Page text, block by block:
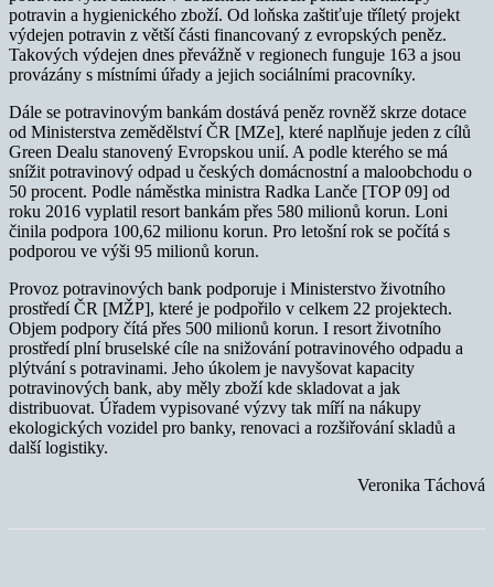
potravin a hygienického zboží. Od loňska zaštiťuje tříletý projekt
výdejen potravin z větší části financovaný z evropských peněz.
Takových výdejen dnes převážně v regionech funguje 163 a jsou
provázány s místními úřady a jejich sociálními pracovníky.
Dále se potravinovým bankám dostává peněz rovněž skrze dotace
od Ministerstva zemědělství ČR [MZe], které naplňuje jeden z cílů
Green Dealu stanovený Evropskou unií. A podle kterého se má
snížit potravinový odpad u českých domácnostní a maloobchodu o
50 procent. Podle náměstka ministra Radka Lanče [TOP 09] od
roku 2016 vyplatil resort bankám přes 580 milionů korun. Loni
činila podpora 100,62 milionu korun. Pro letošní rok se počítá s
podporou ve výši 95 milionů korun.
Provoz potravinových bank podporuje i Ministerstvo životního
prostředí ČR [MŽP], které je podpořilo v celkem 22 projektech.
Objem podpory čítá přes 500 milionů korun. I resort životního
prostředí plní bruselské cíle na snižování potravinového odpadu a
plýtvání s potravinami. Jeho úkolem je navyšovat kapacity
potravinových bank, aby měly zboží kde skladovat a jak
distribuovat. Úřadem vypisované výzvy tak míří na nákupy
ekologických vozidel pro banky, renovaci a rozšiřování skladů a
další logistiky.
Veronika Táchová